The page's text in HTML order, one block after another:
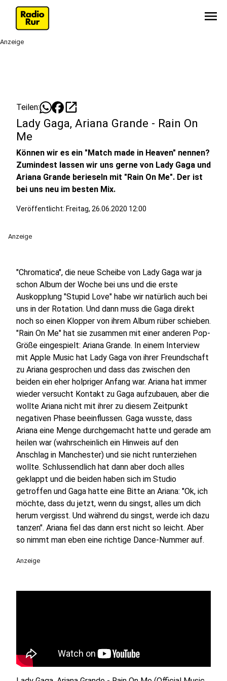
menu
Anzeige
Teilen: open_in_new
Lady Gaga, Ariana Grande - Rain On
Me
Können wir es ein "Match made in Heaven" nennen?
Zumindest lassen wir uns gerne von Lady Gaga und
Ariana Grande berieseln mit "Rain On Me". Der ist
bei uns neu im besten Mix.
Veröffentlicht: Freitag, 26.06.2020 12:00
Anzeige
"Chromatica", die neue Scheibe von Lady Gaga war ja
schon Album der Woche bei uns und die erste
Auskopplung "Stupid Love" habe wir natürlich auch bei
uns in der Rotation. Und dann muss die Gaga direkt
noch so einen Klopper von ihrem Album rüber schieben.
"Rain On Me" hat sie zusammen mit einer anderen Pop-
Größe eingespielt: Ariana Grande. In einem Interview
mit Apple Music hat Lady Gaga von ihrer Freundschaft
zu Ariana gesprochen und dass das zwischen den
beiden ein eher holpriger Anfang war. Ariana hat immer
wieder versucht Kontakt zu Gaga aufzubauen, aber die
wollte Ariana nicht mit ihrer zu diesem Zeitpunkt
negativen Phase beeinflussen. Gaga wusste, dass
Ariana eine Menge durchgemacht hatte und gerade am
heilen war (wahrscheinlich ein Hinweis auf den
Anschlag in Manchester) und sie nicht runterziehen
wollte. Schlussendlich hat dann aber doch alles
geklappt und die beiden haben sich im Studio
getroffen und Gaga hatte eine Bitte an Ariana: "Ok, ich
möchte, dass du jetzt, wenn du singst, alles um dich
herum vergisst. Und während du singst, werde ich dazu
tanzen". Ariana fiel das dann erst nicht so leicht. Aber
so nimmt man eben eine richtige Dance-Nummer auf.
Anzeige